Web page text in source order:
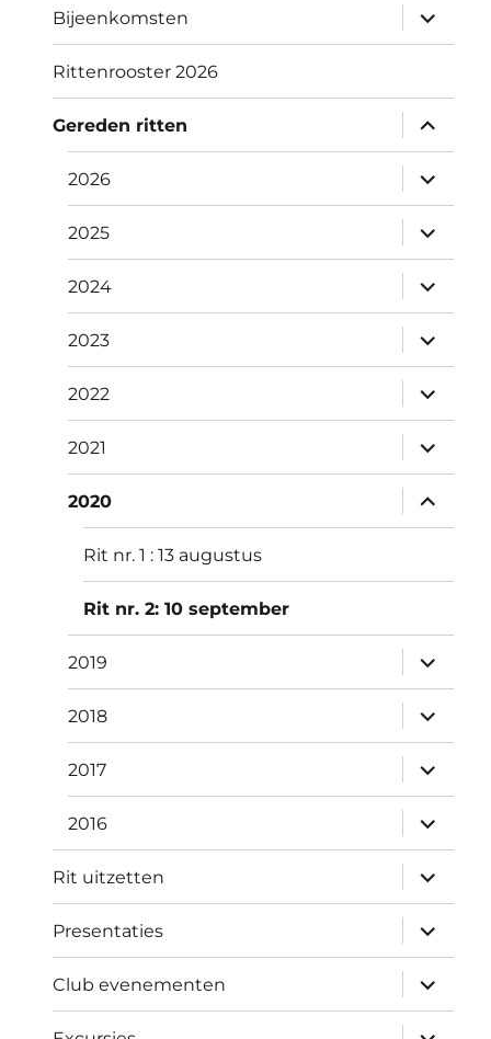
Bijeenkomsten
Rittenrooster 2026
Gereden ritten
2026
2025
2024
2023
2022
2021
2020
Rit nr. 1 : 13 augustus
Rit nr. 2: 10 september
2019
2018
2017
2016
Rit uitzetten
Presentaties
Club evenementen